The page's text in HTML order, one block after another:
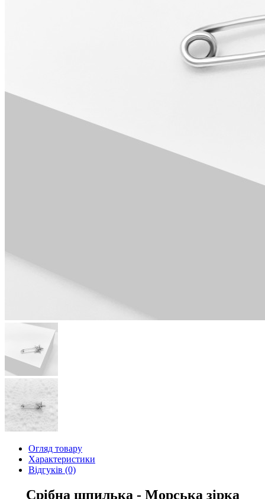
Огляд товару
Характеристики
Відгуків (0)
Срібна шпилька - Морська зірка